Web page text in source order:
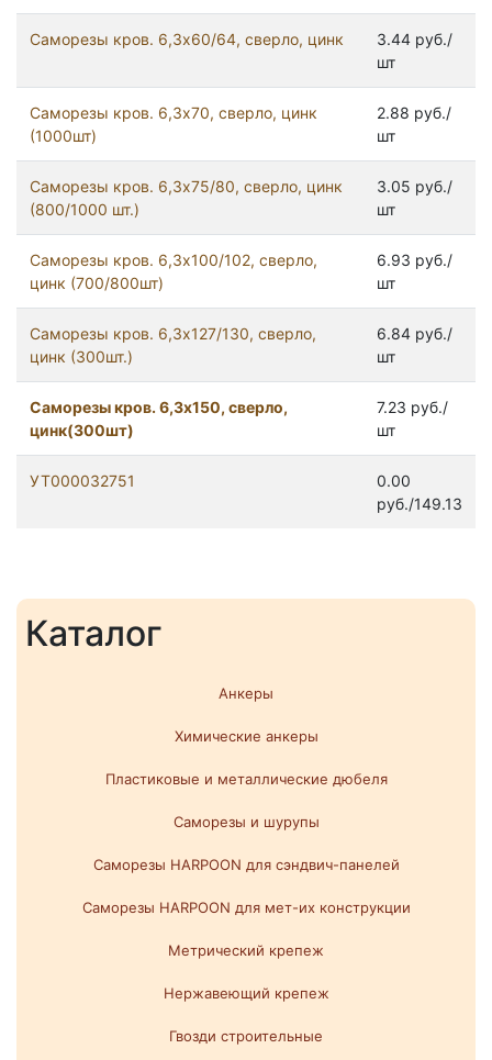
Каталог
Анкеры
Химические анкеры
Пластиковые и металлические дюбеля
Саморезы и шурупы
Саморезы HARPOON для сэндвич-панелей
Саморезы HARPOON для мет-их конструкции
Метрический крепеж
Нержавеющий крепеж
Гвозди строительные
Саморезы кров. 6,3x60/64, сверло, цинк
3.44 руб./
шт
Саморезы кров. 6,3x70, сверло, цинк
(1000шт)
2.88 руб./
шт
Саморезы кров. 6,3x75/80, сверло, цинк
(800/1000 шт.)
3.05 руб./
шт
Саморезы кров. 6,3х100/102, сверло,
цинк (700/800шт)
6.93 руб./
шт
Саморезы кров. 6,3х127/130, сверло,
цинк (300шт.)
6.84 руб./
шт
Саморезы кров. 6,3х150, сверло,
цинк(300шт)
7.23 руб./
шт
УТ000032751
0.00
руб./149.13